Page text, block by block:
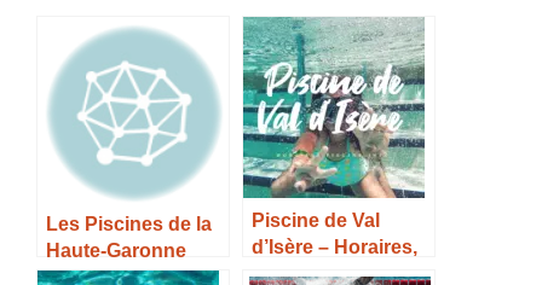
Les Piscines de la
Haute-Garonne
Piscine de Val
d’Isère – Horaires,
Tarifs et Infos –